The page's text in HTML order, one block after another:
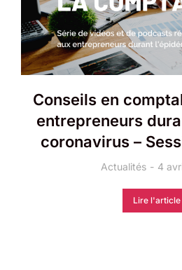
Conseils en
entrepreneurs
coronavirus –
Actualités 4
Lire l'article